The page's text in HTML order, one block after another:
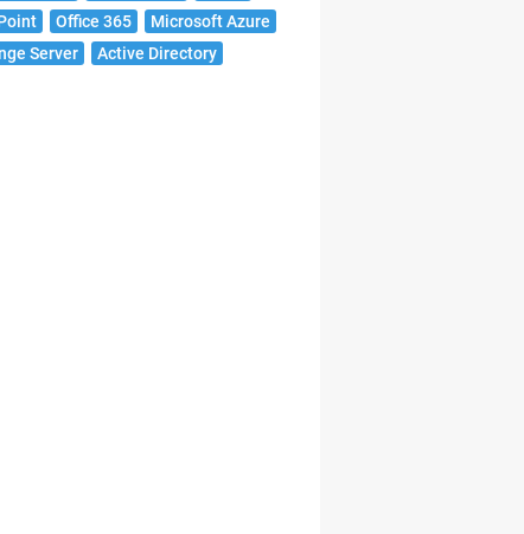
Office 365
Microsoft Azure
Server
Active Directory